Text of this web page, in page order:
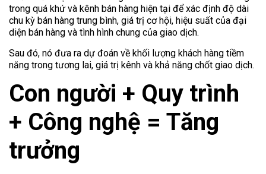
trong quá khứ và kênh bán hàng hiện tại để xác định độ dài
chu kỳ bán hàng trung bình, giá trị cơ hội, hiệu suất của đại
diện bán hàng và tình hình chung của giao dịch.
Sau đó, nó đưa ra dự đoán về khối lượng khách hàng tiềm
năng trong tương lai, giá trị kênh và khả năng chốt giao dịch.
Con người + Quy trình
+ Công nghệ = Tăng
trưởng